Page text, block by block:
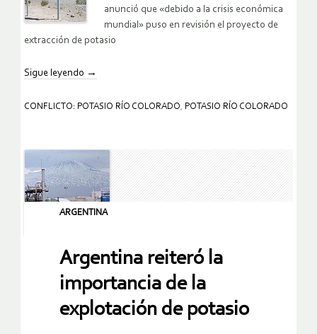
anunció que «debido a la crisis económica
mundial» puso en revisión el proyecto de
extracción de potasio
Sigue leyendo →
CONFLICTO: POTASIO RÍO COLORADO, POTASIO RÍO COLORADO
ARGENTINA
Argentina reiteró la
importancia de la
explotación de potasio